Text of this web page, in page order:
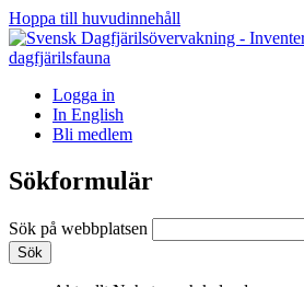
Hoppa till huvudinnehåll
Logga in
In English
Bli medlem
Sökformulär
Sök på webbplatsen